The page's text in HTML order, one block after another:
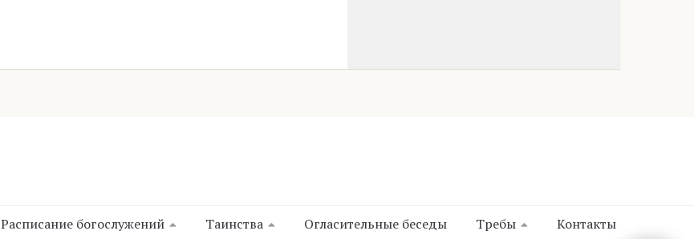
Расписание богослужений Таинства Огласительные беседы Требы Контакты